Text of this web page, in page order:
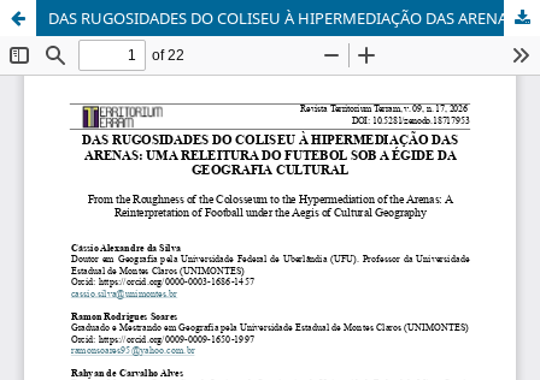
DAS RUGOSIDADES DO COLISEU À HIPERMEDIAÇÃO DAS ARENAS